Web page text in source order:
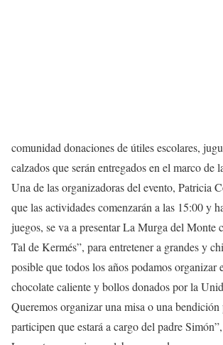
comunidad donaciones de útiles escolares,
calzados que serán entregados en el marco de
Una de las organizadoras del evento, Patricia
que las actividades comenzarán a las 15:00 y
juegos, se va a presentar La Murga del Monte
Tal de Kermés”, para entretener a grandes y
posible que todos los años podamos organizar
chocolate caliente y bollos donados por la
Queremos organizar una misa o una bendición
participen que estará a cargo del padre